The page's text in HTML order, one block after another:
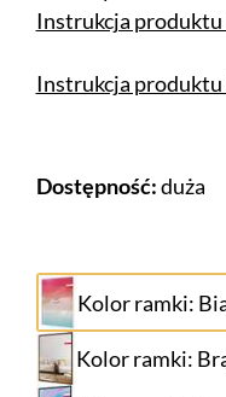
Instrukcja produktu
Instrukcja produktu
Dostępność:duża
Kolor ramki:
Kolor ramki: